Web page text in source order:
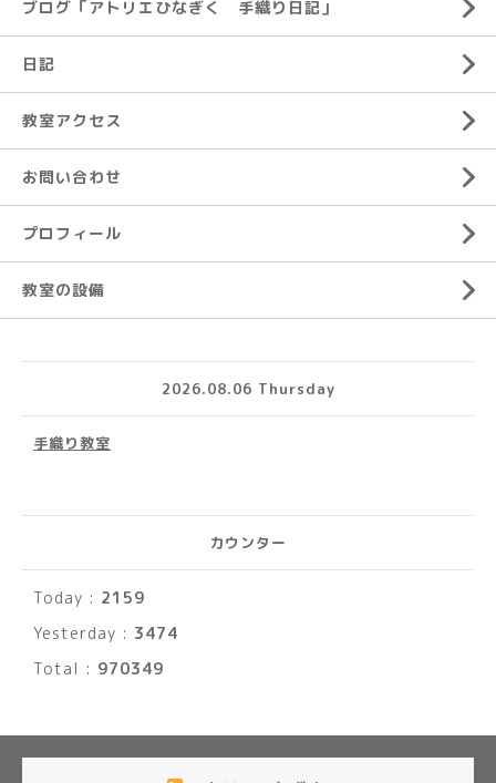
ブログ「アトリエひなぎく 手織り日記」
日記
教室アクセス
お問い合わせ
プロフィール
教室の設備
2026.08.06 Thursday
手織り教室
カウンター
Today : 2159
Yesterday : 3474
Total : 970349